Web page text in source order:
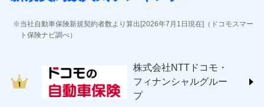
ソニー損害保険株式会社
(https://www.sonysonpo.co.jp/)
ＳＯＭＰＯダイレクト損害保険株式会社
(https://www.sompo-direct.co.jp/)
チューリッヒ保険会社 (https://www.zurich.co.jp/)
当社自動車保険新規契約者数より算出[2026年7月1日現在]（ドコモスマー
ト保険ナビ調べ）
株式会社NTTドコモ・
フィナンシャルグルー
プ